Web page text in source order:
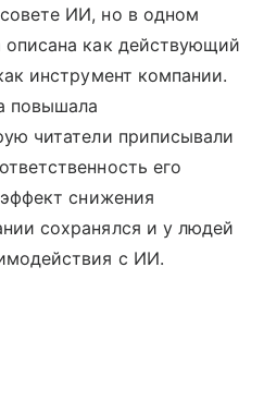
ИИ, но в одном
описана как действующий
инструмент компании.
повышала
читатели приписывали
его
снижения
сохранялся и у людей
с ИИ.